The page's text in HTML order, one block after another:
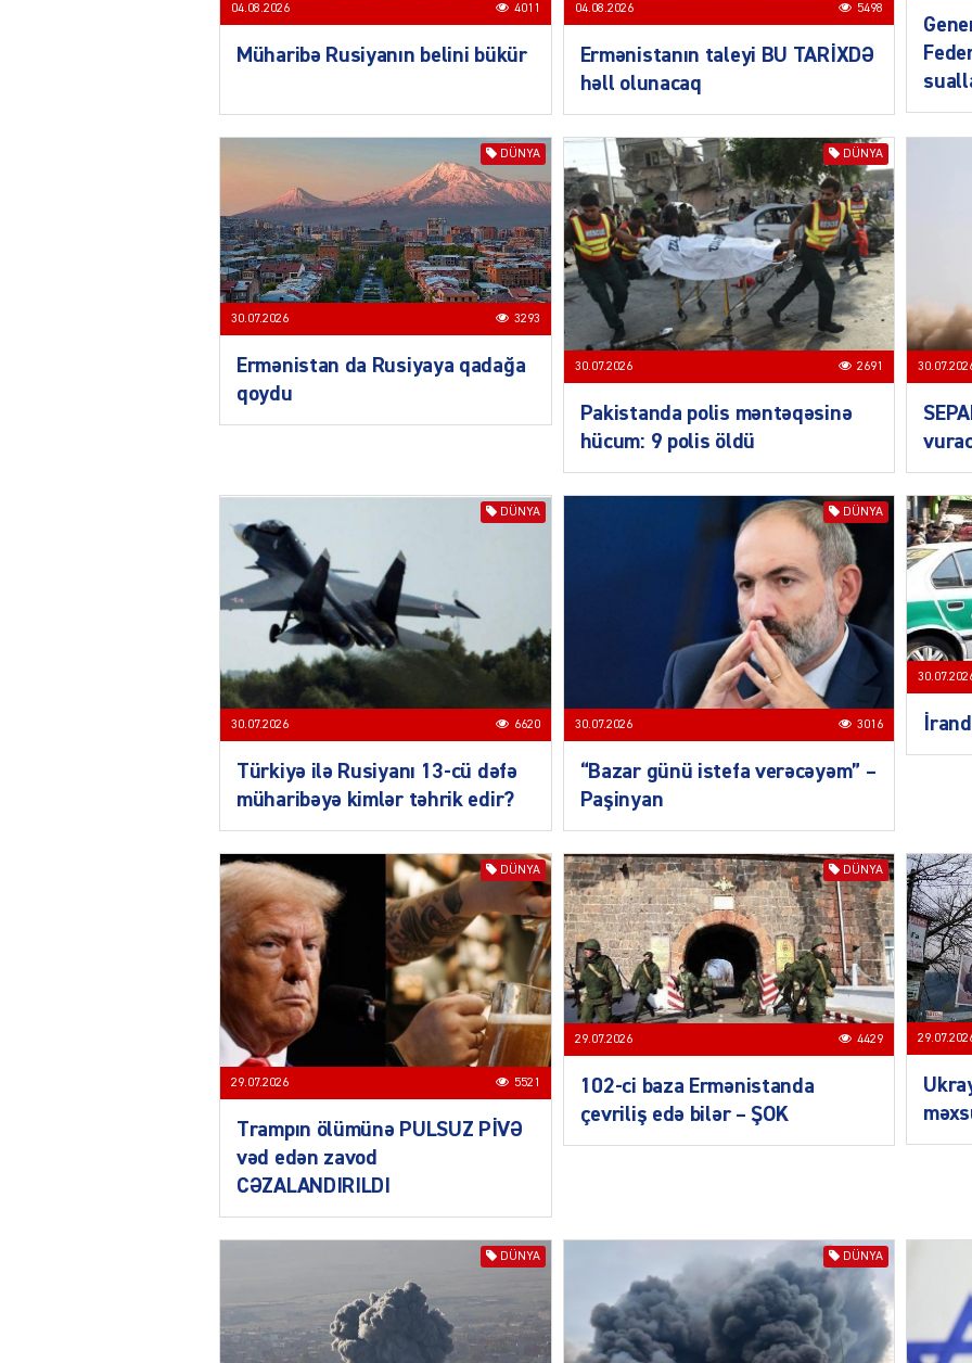
DÜNYA
04.08.2026 4011
Müharibə Rusiyanın belini bükür
04.08.2026 5498
Ermənistanın taleyi BU TARİXDƏ
həll olunacaq
DÜNYA
30.07.2026 3293
Ermənistan da Rusiyaya qadağa
qoydu
DÜNYA
30.07.2026 2691
Pakistanda polis məntəqəsinə
hücum: 9 polis öldü
DÜNYA
30.07.2026 6620
Türkiyə ilə Rusiyanı 13-cü dəfə
müharibəyə kimlər təhrik edir?
DÜNYA
30.07.2026 3016
“Bazar günü istefa verəcəyəm” –
Paşinyan
DÜNYA
29.07.2026 5521
Trampın ölümünə PULSUZ PİVƏ
vəd edən zavod
CƏZALANDIRILDI
DÜNYA
29.07.2026 4429
102-ci baza Ermənistanda
çevriliş edə bilər – ŞOK
DÜNYA DÜNYA